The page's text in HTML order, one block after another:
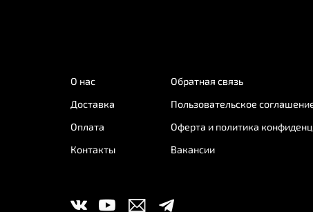
О нас
Доставка
Оплата
Контакты
Обратная связь
Пользовательское
Оферта и политика
Вакансии